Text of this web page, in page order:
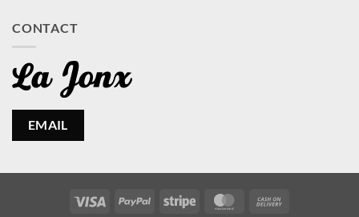
CONTACT
EMAIL
Visa PayPal Stripe MasterCard